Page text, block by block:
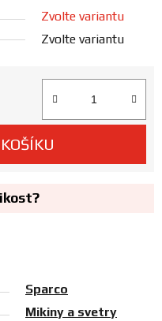
Zvolte variantu
Zvolte variantu
Sparco
Mikiny a svetry